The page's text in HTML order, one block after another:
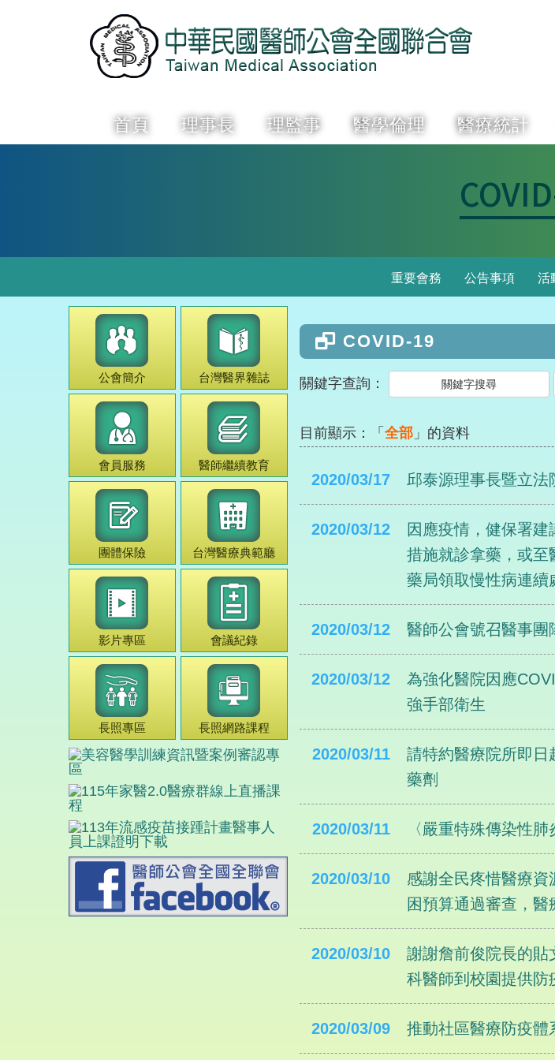
首頁 理事長 理監事 醫學倫理 醫療統計
重要會務 公告事項 活
公會簡介 台灣醫界雜誌
會員服務 醫師繼續教育
團體保險 台灣醫療典範廳
影片專區 會議紀錄
長照專區 長照網路課程
COVID-19
關鍵字查詢：
目前顯示：「 全部」的資料
2020/03/17 邱泰源理事長暨立法
2020/03/12
因應疫情，健保署
措施就診拿藥，或至
藥局領取慢性病連續
2020/03/12 醫師公會號召醫事團
2020/03/12
為強化醫院因應
強手部衛生
2020/03/11
請特約醫療院所即日
藥劑
2020/03/11 〈嚴重特殊傳染性
2020/03/10
感謝全民疼惜醫療
困預算通過審查，
2020/03/10
謝謝詹前俊院長的貼
科醫師到校園提供防
2020/03/09 推動社區醫療防疫體